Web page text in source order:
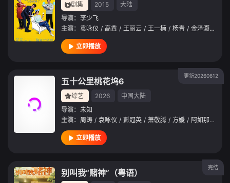
剧集 2015
大陆
导演： 李少飞
主演： 袁咏仪 / 高鑫 / 王丽云 / 王一楠 / 杨青 / 金泽灏 /
立即播放
更新20260612
五十公里桃花坞6
综艺 2026
中国大陆
导演： 未知
主演： 周涛 / 袁咏仪 / 彭冠英 / 萧敬腾 / 方媛 / 阿如那 /
立即播放
完结
别叫我“赌神”（粤语）